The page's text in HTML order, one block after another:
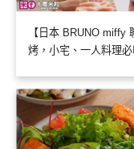
【日本 BRUNO miffy
烤，小宅、一人料理必